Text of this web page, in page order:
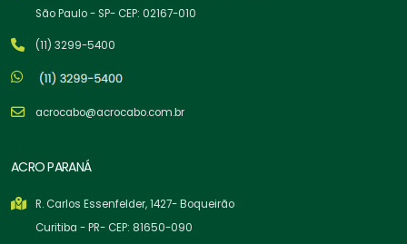
São Paulo - SP- CEP: 02167-010
(11) 3299-5400
acrocabo@acrocabo.com.br
ACRO PARANÁ
R. Carlos Essenfelder, 1427- Boqueirão
Curitiba - PR- CEP: 81650-090